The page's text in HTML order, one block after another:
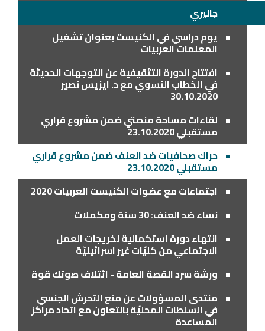
جاليري
يوم دراسي في الكنيست بعنوان تشغيل
المعلمات العربيات
افتتاح الدورة التثقيفية عن التوجهات الحديثة
في الخطاب النسوي مع د. ايزيس نصير
30.10.2020
لقاءات مساحة منصتي ضمن مشروع قراري
مستقبلي 23.10.2020
حراك صحافيات ضد العنف ضمن مشروع قراري
مستقبلي 23.10.2020
اجتماعات مع عضوات الكنيست العربيات 2020
نساء ضد العنف: 30 سنة ومكملات
انتهاء دورة استكمالية لخريجات العمل
الاجتماعي من كليّات غير اسرائيليّة
ورشة سرد القصة العامة - ائتلاف صوتك قوة
منتدى المسؤولات عن منع التحرش الجنسي
في السلطات المحليّة بالتعاون مع اتحاد مراكز
المساعدة